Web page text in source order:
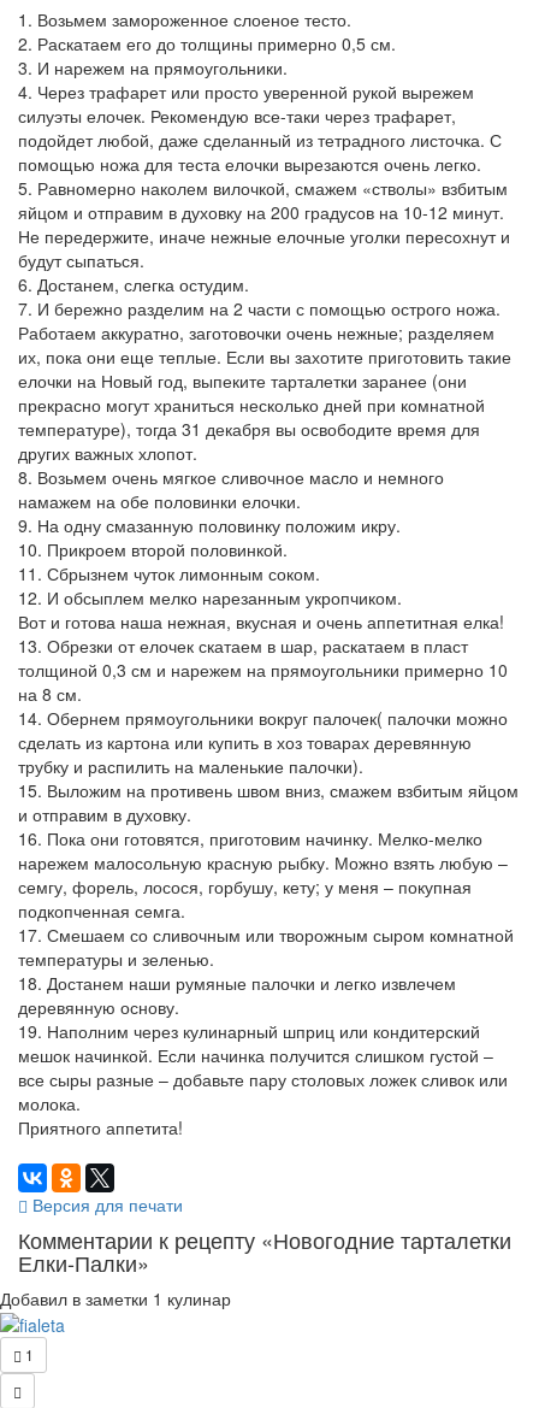
1. Возьмем замороженное слоеное тесто.
2. Раскатаем его до толщины примерно 0,5 см.
3. И нарежем на прямоугольники.
4. Через трафарет или просто уверенной рукой вырежем
силуэты елочек. Рекомендую все-таки через трафарет,
подойдет любой, даже сделанный из тетрадного листочка. С
помощью ножа для теста елочки вырезаются очень легко.
5. Равномерно наколем вилочкой, смажем «стволы» взбитым
яйцом и отправим в духовку на 200 градусов на 10-12 минут.
Не передержите, иначе нежные елочные уголки пересохнут и
будут сыпаться.
6. Достанем, слегка остудим.
7. И бережно разделим на 2 части с помощью острого ножа.
Работаем аккуратно, заготовочки очень нежные; разделяем
их, пока они еще теплые. Если вы захотите приготовить такие
елочки на Новый год, выпеките тарталетки заранее (они
прекрасно могут храниться несколько дней при комнатной
температуре), тогда 31 декабря вы освободите время для
других важных хлопот.
8. Возьмем очень мягкое сливочное масло и немного
намажем на обе половинки елочки.
9. На одну смазанную половинку положим икру.
10. Прикроем второй половинкой.
11. Сбрызнем чуток лимонным соком.
12. И обсыплем мелко нарезанным укропчиком.
Вот и готова наша нежная, вкусная и очень аппетитная елка!
13. Обрезки от елочек скатаем в шар, раскатаем в пласт
толщиной 0,3 см и нарежем на прямоугольники примерно 10
на 8 см.
14. Обернем прямоугольники вокруг палочек( палочки можно
сделать из картона или купить в хоз товарах деревянную
трубку и распилить на маленькие палочки).
15. Выложим на противень швом вниз, смажем взбитым яйцом
и отправим в духовку.
16. Пока они готовятся, приготовим начинку. Мелко-мелко
нарежем малосольную красную рыбку. Можно взять любую –
семгу, форель, лосося, горбушу, кету; у меня – покупная
подкопченная семга.
17. Смешаем со сливочным или творожным сыром комнатной
температуры и зеленью.
18. Достанем наши румяные палочки и легко извлечем
деревянную основу.
19. Наполним через кулинарный шприц или кондитерский
мешок начинкой. Если начинка получится слишком густой –
все сыры разные – добавьте пару столовых ложек сливок или
молока.
Приятного аппетита!
Версия для печати
Комментарии к рецепту «Новогодние тарталетки
Елки-Палки»
Добавил в заметки 1 кулинар
1